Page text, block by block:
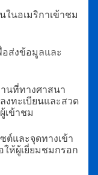
นอเมริกาเข้าชม
ส่งข้อมูลและ
นที่ทางศาสนา
งทะเบียนและสวด
เข้าชม
ต์และจุดทางเข้า
ให้ผู้เยี่ยมชมกรอก